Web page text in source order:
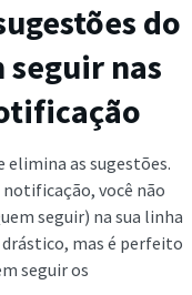
do
seguir nas
as sugestões.
você não
seguir) na sua linha
mas é perfeito
seguir os